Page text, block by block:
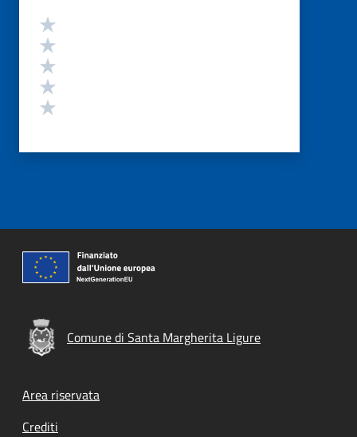
Valutazione
Comune di Santa Margherita Ligure
Footer menu
Area riservata
Crediti